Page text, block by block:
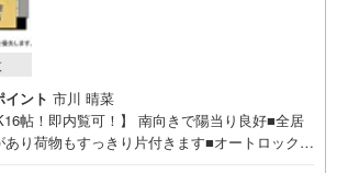
イント 市川 晴菜
帖！即内覧可！】 南向きで陽当り良好■全居
あり荷物もすっきり片付きます■オートロックや